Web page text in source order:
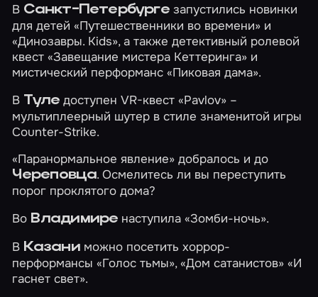
В Санкт-Петербургезапустились новинки
для детей«Путешественники во времени» и
«Динозавры. Kids», а также детективный ролевой
квест«Завещание мистера Кеттеринга» и
мистический перформанс«Пиковая дама».
В Туле доступен VR-квест«Pavlov» –
мультиплеерный шутер в стиле знаменитой игры
Counter-Strike.
«Паранормальное явление» добралось и до
Череповца. Осмелитесь ли вы переступить
порог проклятого дома?
Во Владимире наступила«Зомби-ночь».
В Казаниможно посетить хоррор-
перформансы«Голос тьмы»,«Дом сатанистов» «И
гаснет свет».